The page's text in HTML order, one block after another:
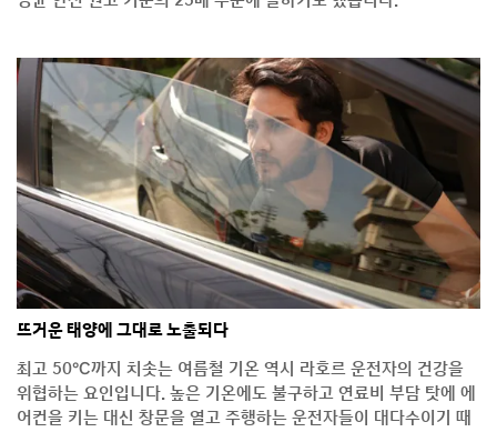
뜨거운 태양에 그대로 노출되다
최고 50℃까지 치솟는 여름철 기온 역시 라호르 운전자의 건강을
위협하는 요인입니다. 높은 기온에도 불구하고 연료비 부담 탓에 에
어컨을 키는 대신 창문을 열고 주행하는 운전자들이 대다수이기 때